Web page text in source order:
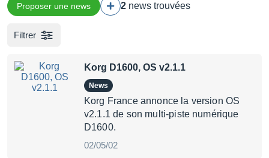
Proposer une news 2 news trouvées
Filtrer
Korg D1600, OS v2.1.1
News
Korg France annonce la version OS
v2.1.1 de son multi-piste numérique
D1600.
02/05/02